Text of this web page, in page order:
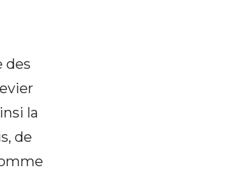
des
la
de